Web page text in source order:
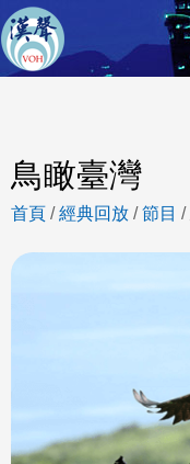
鳥瞰臺灣
首頁 /經典回放 /節目 /